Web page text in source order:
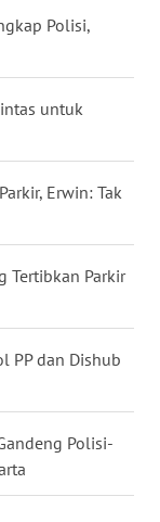
Polisi,
untuk
Erwin: Tak
Tertibkan Parkir
PP dan Dishub
Polisi-